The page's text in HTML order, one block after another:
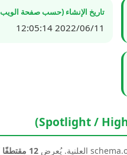
تاريخ الإنشاء (حسب صفحة الويب
2022/06/11 12:05:14
12 مقتطفًا